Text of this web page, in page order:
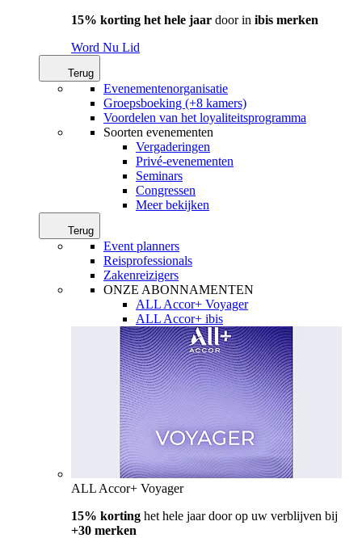
15% korting het hele jaar door in ibis merken
Word Nu Lid
Terug
Evenementenorganisatie
Groepsboeking (+8 kamers)
Voordelen van het loyaliteitsprogramma
Soorten evenementen
Vergaderingen
Privé-evenementen
Seminars
Congressen
Meer bekijken
Terug
Event planners
Reisprofessionals
Zakenreizigers
ONZE ABONNAMENTEN
ALL Accor+ Voyager
ALL Accor+ ibis
ALL Accor+ Voyager
15% korting het hele jaar door op uw verblijven bij
+30 merken